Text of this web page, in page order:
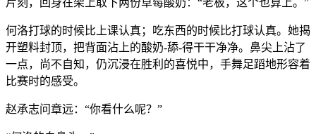
何洛打球的时候比上课认真；吃东西的时候比打球认真。她揭
开塑料封顶，把背面沾上的酸奶-舔-得干干净净。鼻尖上沾了
一点，尚不自知，仍沉浸在胜利的喜悦中，手舞足蹈地形容着
比赛时的感受。
赵承志问章远：“你看什么呢？”